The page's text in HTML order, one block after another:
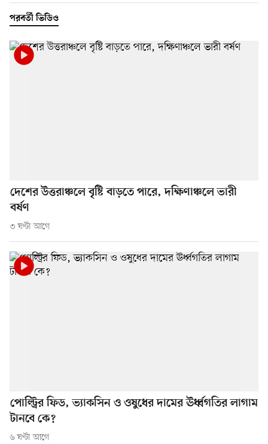
পরবর্তী ভিডিও
দেশের উত্তরাঞ্চলে বৃষ্টি বাড়তে পারে, দক্ষিণাঞ্চলে ভারী
বর্ষণ
৩ ঘণ্টা আগে
পোল্ট্রির ফিড, ভ্যাকসিন ও ওষুধের দামের ঊর্ধ্বগতির লাগাম
টানবে কে?
৬ ঘণ্টা আগে